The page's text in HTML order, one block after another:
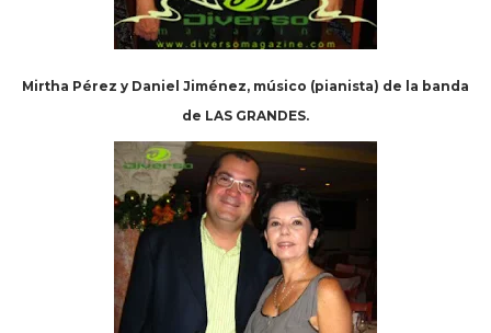
Mirtha Pérez y Daniel Jiménez, músico (pianista) de la banda
de LAS GRANDES.